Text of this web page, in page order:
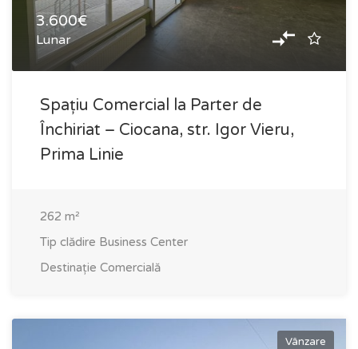
3.600€
Lunar
Spațiu Comercial la Parter de
Închiriat – Ciocana, str. Igor Vieru,
Prima Linie
262 m²
Tip clădire Business Center
Destinație Comercială
Vânzare